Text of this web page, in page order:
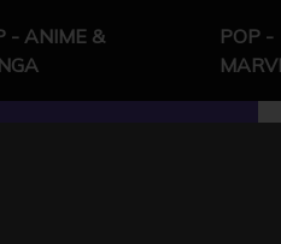
- ANIME &
POP -